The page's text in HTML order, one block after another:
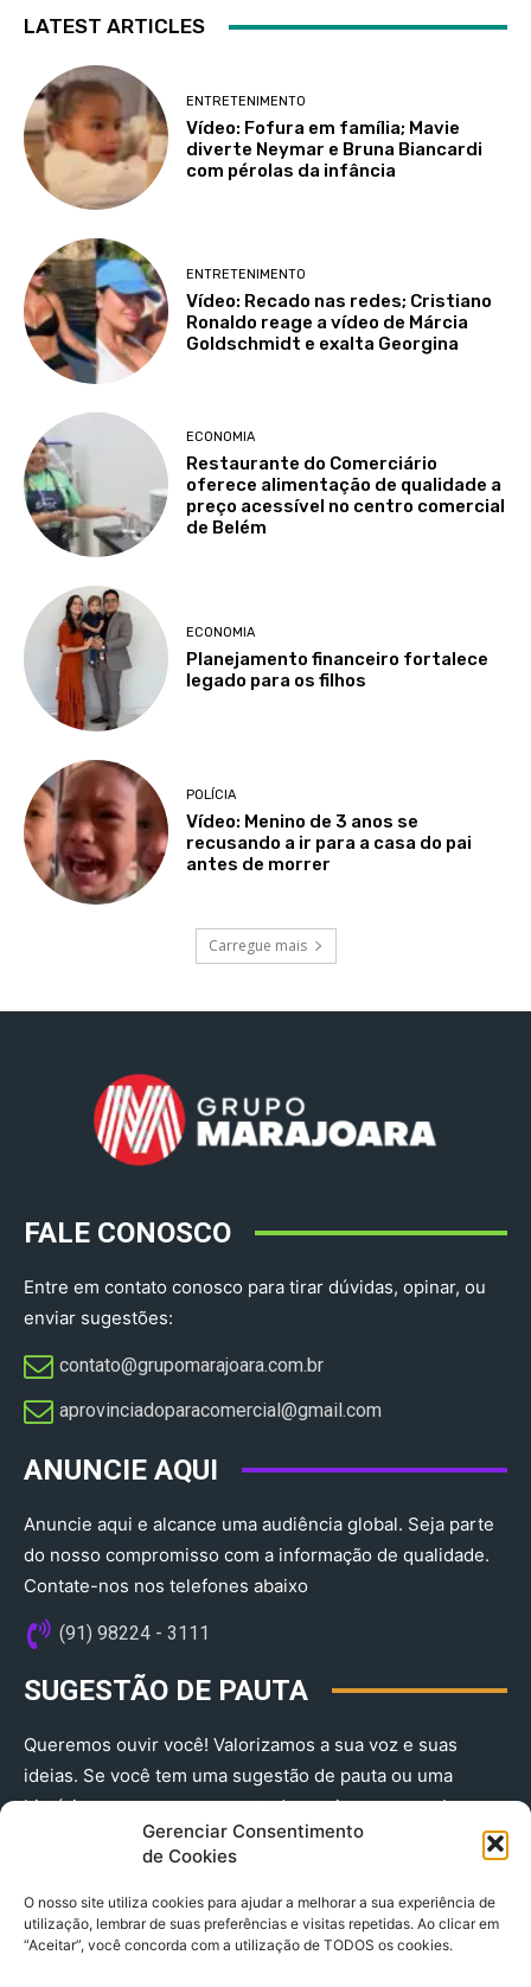
Gerenciar Consentimento
de Cookies
O nosso site utiliza cookies para ajudar a melhorar a sua experiência de
utilização, lembrar de suas preferências e visitas repetidas. Ao clicar em
“Aceitar”, você concorda com a utilização de TODOS os cookies.
LATEST ARTICLES
ENTRETENIMENTO
Vídeo: Fofura em família; Mavie
diverte Neymar e Bruna Biancardi
com pérolas da infância
ENTRETENIMENTO
Vídeo: Recado nas redes; Cristiano
Ronaldo reage a vídeo de Márcia
Goldschmidt e exalta Georgina
ECONOMIA
Restaurante do Comerciário
oferece alimentação de qualidade a
preço acessível no centro comercial
de Belém
ECONOMIA
Planejamento financeiro fortalece
legado para os filhos
POLÍCIA
Vídeo: Menino de 3 anos se
recusando a ir para a casa do pai
antes de morrer
Carregue mais
FALE CONOSCO
Entre em contato conosco para tirar dúvidas, opinar, ou
enviar sugestões:
contato@grupomarajoara.com.br
aprovinciadoparacomercial@gmail.com​
ANUNCIE AQUI
Anuncie aqui e alcance uma audiência global. Seja parte
do nosso compromisso com a informação de qualidade.
Contate-nos nos telefones abaixo
(91) 98224 - 3111
SUGESTÃO DE PAUTA
Queremos ouvir você! Valorizamos a sua voz e suas
ideias. Se você tem uma sugestão de pauta ou uma
história que merece ser contada, envie-nos agora!
(91) 98224 - 3111